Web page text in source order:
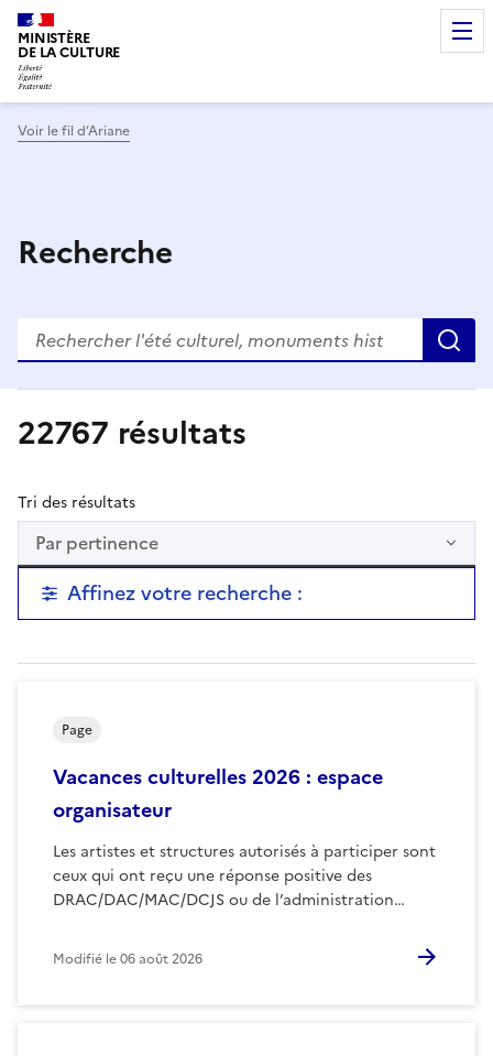
MINISTÈRE
DE LA CULTURE
Voir le fil d’Ariane
Recherche
22767 résultats
Tri des résultats
Par pertinence
Affinez votre recherche :
Vacances culturelles 2026 : espace
organisateur
Les artistes et structures autorisés à participer sont
ceux qui ont reçu une réponse positive des
DRAC/DAC/MAC/DCJS ou de l’administration…
Page
Modifié le06 août 2026